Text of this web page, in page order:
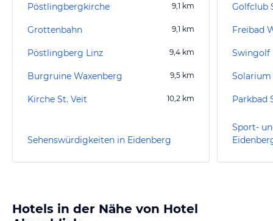
Pöstlingbergkirche 9,1 km
Grottenbahn 9,1 km
Pöstlingberg Linz 9,4 km
Burgruine Waxenberg 9,5 km
Kirche St. Veit 10,2 km
Sehenswürdigkeiten in Eidenberg
Golfclub
Freibad
Swingolf
Solarium
Parkbad
Sport-
Hotels in der Nähe von Hotel